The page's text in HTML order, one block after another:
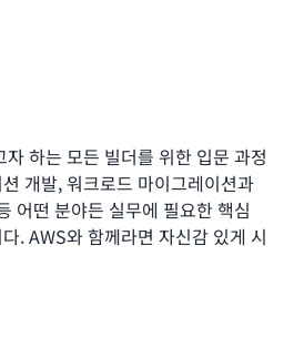
하는 모든 빌더를 위한 입문 과정
개발, 워크로드 마이그레이션과
어떤 분야든 실무에 필요한 핵심
. AWS와 함께라면 자신감 있게 시